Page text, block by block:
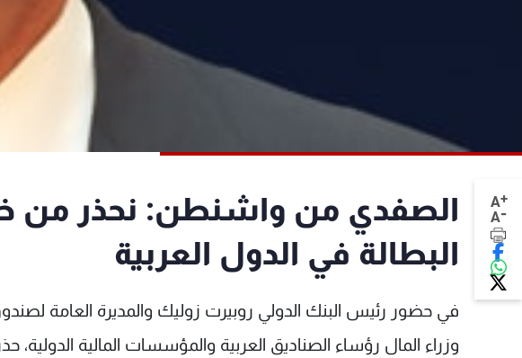
A+
A-
الصفدي من واشنطن: نحذر من
البطالة في الدول العربية
في حضور رئيس البنك الدولي روبيرت زوليك والمديرة العامة
وزراء المال رؤساء الصناديق العربية والمؤسسات المالية